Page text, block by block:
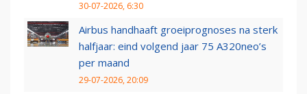
30-07-2026, 6:30
Airbus handhaaft groeiprognoses na sterk
halfjaar: eind volgend jaar 75 A320neo’s
per maand
29-07-2026, 20:09